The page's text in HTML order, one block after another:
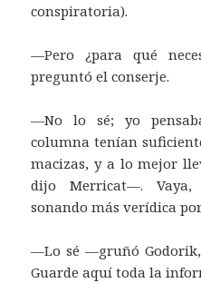
conspiratoria).
—Pero ¿para qué
preguntó el conserje.
—No lo sé; yo
columna tenían
macizas, y a lo mejor
dijo Merricat—.
sonando más verídica
—Lo sé —gruñó
Guarde aquí toda la